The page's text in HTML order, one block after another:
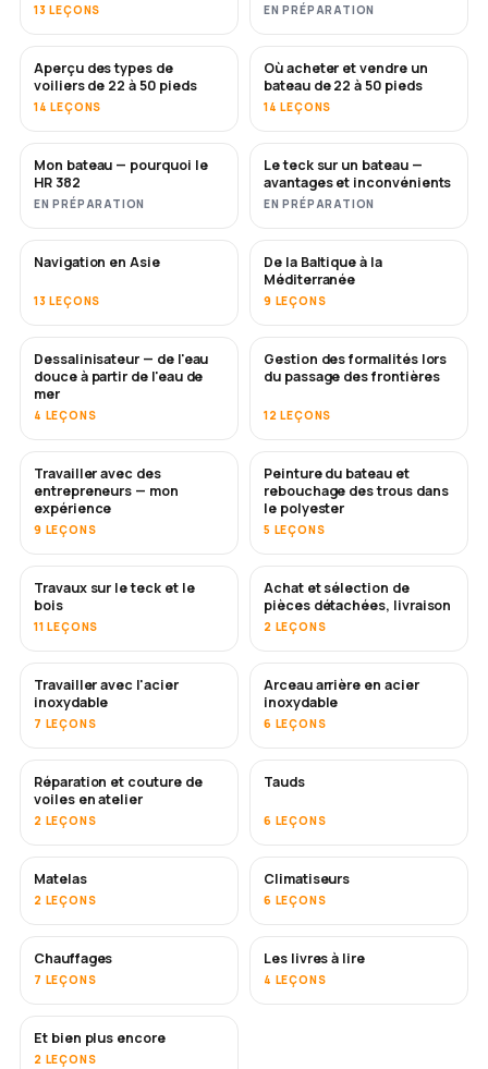
13 LEÇONS EN PRÉPARATION
BIENTÔT
Aperçu des types de
voiliers de 22 à 50 pieds
14 LEÇONS
BIENTÔT
Où acheter et vendre un
bateau de 22 à 50 pieds
14 LEÇONS
BIENTÔT
Mon bateau — pourquoi le
HR 382
EN PRÉPARATION
BIENTÔT
Le teck sur un bateau —
avantages et inconvénients
EN PRÉPARATION
BIENTÔT
Navigation en Asie
13 LEÇONS
BIENTÔT
De la Baltique à la
Méditerranée
9 LEÇONS
BIENTÔT
Dessalinisateur — de l'eau
douce à partir de l'eau de
mer
4 LEÇONS
Gestion des formalités lors
du passage des frontières
12 LEÇONS
BIENTÔT
Travailler avec des
entrepreneurs — mon
expérience
9 LEÇONS
BIENTÔT
Peinture du bateau et
rebouchage des trous dans
le polyester
5 LEÇONS
Travaux sur le teck et le
bois
11 LEÇONS
BIENTÔT
Achat et sélection de
pièces détachées, livraison
2 LEÇONS
BIENTÔT
Travailler avec l'acier
inoxydable
7 LEÇONS
Arceau arrière en acier
inoxydable
6 LEÇONS
BIENTÔT
Réparation et couture de
voiles en atelier
2 LEÇONS
Tauds
6 LEÇONS
Matelas
2 LEÇONS
BIENTÔT
Climatiseurs
6 LEÇONS
BIENTÔT
Chauffages
7 LEÇONS
BIENTÔT
Les livres à lire
4 LEÇONS
BIENTÔT
Et bien plus encore
2 LEÇONS